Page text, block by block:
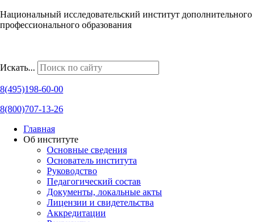
Национальный исследовательский институт дополнительного
профессионального образования
Искать...
8(495)198-60-00
8(800)707-13-26
Главная
Об институте
Основные сведения
Основатель института
Руководство
Педагогический состав
Документы, локальные акты
Лицензии и свидетельства
Аккредитации